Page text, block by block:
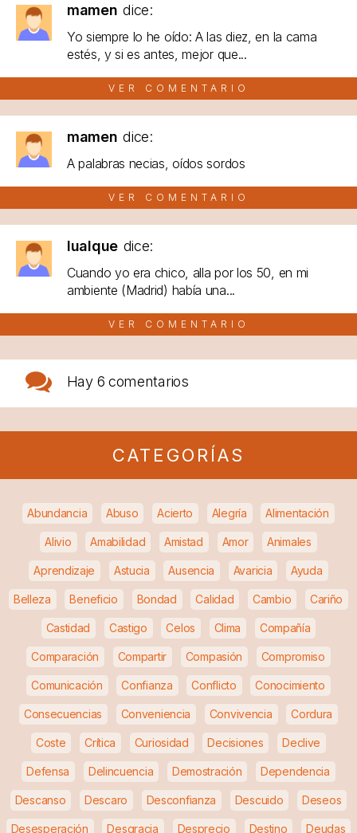
mamen dice:
Yo siempre lo he oído: A las diez, en la cama
estés, y si es antes, mejor que...
VER COMENTARIO
mamen dice:
A palabras necias, oídos sordos
VER COMENTARIO
lualque dice:
Cuando yo era chico, alla por los 50, en mi
ambiente (Madrid) había una...
VER COMENTARIO
Hay 6 comentarios
CATEGORÍAS
Abundancia Abuso Acierto Alegría Alimentación
Alivio Amabilidad Amistad Amor Animales
Aprendizaje Astucia Ausencia Avaricia Ayuda
Belleza Beneficio Bondad Calidad Cambio Cariño
Castidad Castigo Celos Clima Compañía
Comparación Compartir Compasión Compromiso
Comunicación Confianza Conflicto Conocimiento
Consecuencias Conveniencia Convivencia Cordura
Coste Crítica Curiosidad Decisiones Declive
Defensa Delincuencia Demostración Dependencia
Descanso Descaro Desconfianza Descuido Deseos
Desesperación Desgracia Desprecio Destino Deudas